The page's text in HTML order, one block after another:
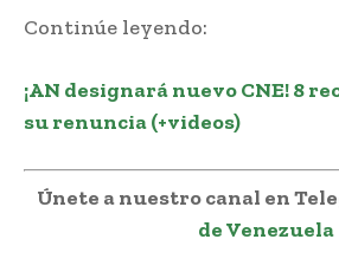
Continúe leyendo:
¡AN designará nuevo CNE! 8
su renuncia (+videos)
Únete a nuestro canal en
de Venezuela